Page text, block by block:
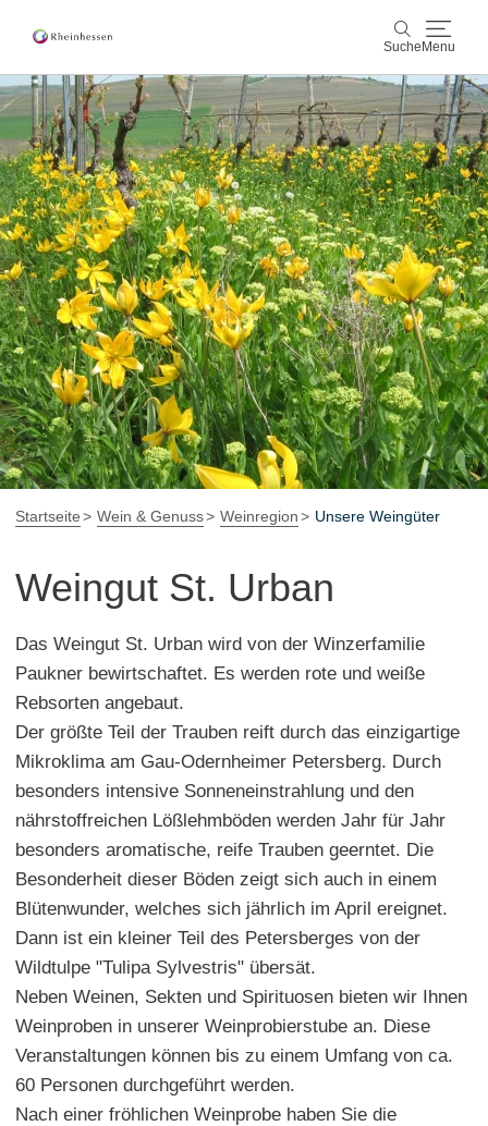
Suche Menu
Suche
Wein & Genuss
Aktiv & Natur
Kultur & Städte
Veranstaltungen
Buchung & Service
ShopRheinhessen-Blog Karte
Startseite Wein & Genuss Weinregion Unsere Weingüter
Weingut St. Urban
Das Weingut St. Urban wird von der Winzerfamilie
Paukner bewirtschaftet. Es werden rote und weiße
Rebsorten angebaut.
Der größte Teil der Trauben reift durch das einzigartige
Mikroklima am Gau-Odernheimer Petersberg. Durch
besonders intensive Sonneneinstrahlung und den
nährstoffreichen Lößlehmböden werden Jahr für Jahr
besonders aromatische, reife Trauben geerntet. Die
Besonderheit dieser Böden zeigt sich auch in einem
Blütenwunder, welches sich jährlich im April ereignet.
Dann ist ein kleiner Teil des Petersberges von der
Wildtulpe "Tulipa Sylvestris" übersät.
Neben Weinen, Sekten und Spirituosen bieten wir Ihnen
Weinproben in unserer Weinprobierstube an. Diese
Veranstaltungen können bis zu einem Umfang von ca.
60 Personen durchgeführt werden.
Nach einer fröhlichen Weinprobe haben Sie die